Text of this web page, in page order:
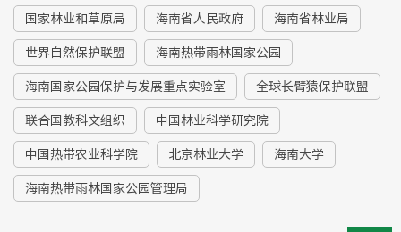
国家林业和草原局 海南省人民政府 海南省林业局
世界自然保护联盟 海南热带雨林国家公园
海南国家公园保护与发展重点实验室 全球长臂猿保护联盟
联合国教科文组织 中国林业科学研究院
中国热带农业科学院 北京林业大学 海南大学
海南热带雨林国家公园管理局